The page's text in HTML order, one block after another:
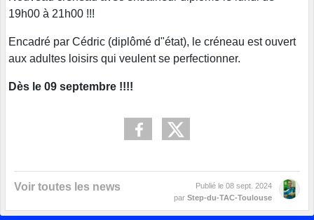
19h00 à 21h00 !!!
Encadré par Cédric (diplômé d"état), le créneau est ouvert
aux adultes loisirs qui veulent se perfectionner.
Dès le 09 septembre !!!!
Voir toutes les news Publié le 08 sept. 2024
par Step-du-TAC-Toulouse